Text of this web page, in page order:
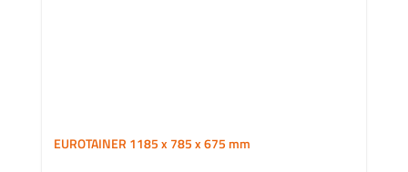
EUROTAINER 1185 x 785 x 675 mm